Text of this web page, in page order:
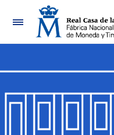
Mostrar/Ocultar